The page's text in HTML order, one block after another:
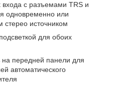
входа с разъемами TRS и
одновременно или
источником
для обоих
передней панели для
автоматического